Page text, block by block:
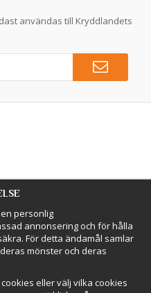
användas till Kryddlandets
säkert - och betalar enkelt med
personlig
annonsering och för hålla
För detta ändamål samlar
mönster och deras
eller välj vilka cookies